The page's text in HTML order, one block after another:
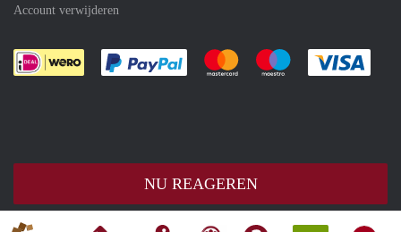
NU REAGEREN
Account verwijderen
Je rekent gemakkelijk af met Paypal
Je rekent gemakkelijk af met
Je rekent